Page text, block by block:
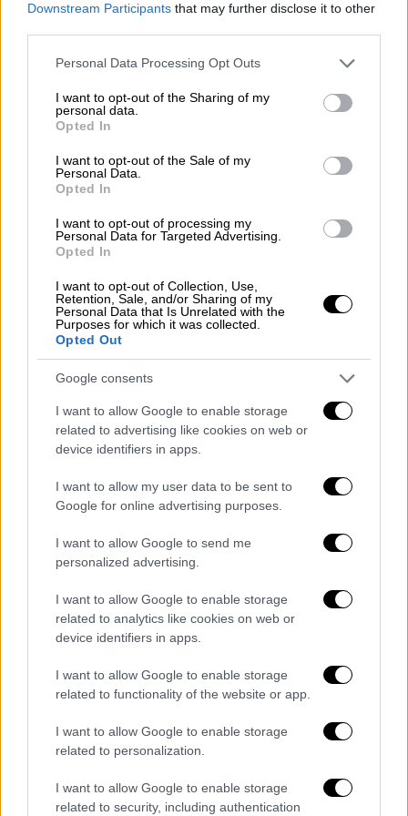
Downstream Participants that may further disclose it to other
Please note that this website/app uses one or more Google
not limited to your visit or usage behaviour. You may click to
grant or deny consent to Google and its third-party tags to
use your data for below specified purposes in below Google
consent section.
Personal Data Processing Opt Outs
I want to opt-out of the Sharing of my
personal data.
Opted In
I want to opt-out of the Sale of my
Personal Data.
Opted In
I want to opt-out of processing my
Personal Data for Targeted Advertising.
Opted In
I want to opt-out of Collection, Use,
Retention, Sale, and/or Sharing of my
Personal Data that Is Unrelated with the
Purposes for which it was collected.
Opted Out
Google consents
I want to allow Google to enable storage
related to advertising like cookies on web or
device identifiers in apps.
I want to allow my user data to be sent to
Google for online advertising purposes.
I want to allow Google to send me
personalized advertising.
I want to allow Google to enable storage
related to analytics like cookies on web or
device identifiers in apps.
I want to allow Google to enable storage
related to functionality of the website or app.
I want to allow Google to enable storage
related to personalization.
I want to allow Google to enable storage
related to security, including authentication
Απόψεις|02.07.2024 07:21
Συναγερμός
Πόσο λυπηρό να ακυρώνεται η ουσία του
Διαφωτισμού, στην χώρα που γεννήθηκε και
ήκμασε
Απόψεις|01.05.2024 04:02
Ζούμε το «1984» του Όργουελ!